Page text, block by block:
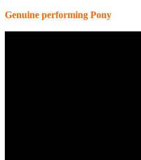
Genuine performing Pony